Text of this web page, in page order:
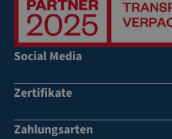
tä
rk
e,
br
n
o
tä
rk
e,
Social Media
Zertifikate
Zahlungsarten